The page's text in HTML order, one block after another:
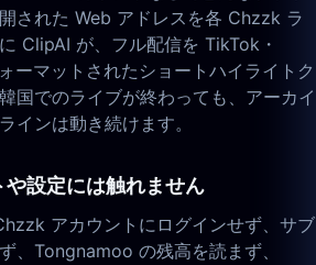
された Web アドレスを各 Chzzk ラ
ClipAI が、フル配信を TikTok・
ーマットされたショートハイライトク
国でのライブが終わっても、アーカイ
インは動き続けます。
設定には触れません
アカウントにログインせず、サブ
、Tongnamoo の残高を読まず、